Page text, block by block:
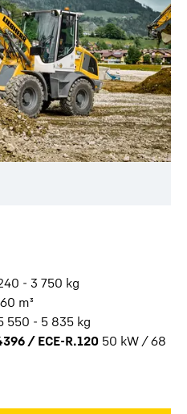
- 3 750 kg
m³
550 - 5 835 kg
/ ECE-R.120 50 kW / 68